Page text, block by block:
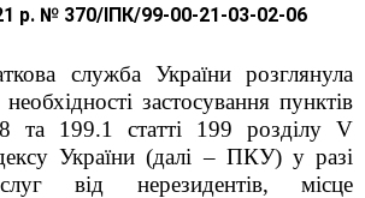
р. № 370/ІПК/99-00-21-03-02-06
служба України розглянула
застосування пунктів
та 199.1 статті 199 розділу V
України (далі – ПКУ) у разі
від нерезидентів, місце